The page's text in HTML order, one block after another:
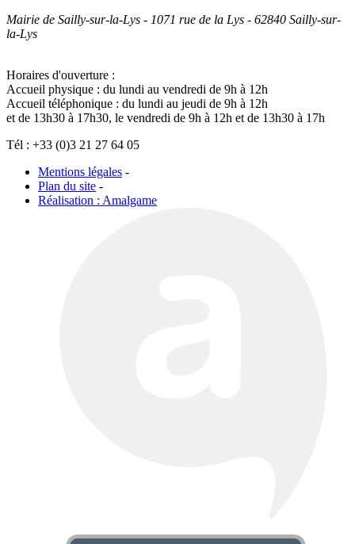
Mairie de Sailly-sur-la-Lys - 1071 rue de la Lys - 62840 Sailly-sur-
la-Lys
Horaires d'ouverture :
Accueil physique : du lundi au vendredi de 9h à 12h
Accueil téléphonique : du lundi au jeudi de 9h à 12h
et de 13h30 à 17h30, le vendredi de 9h à 12h et de 13h30 à 17h
Tél : +33 (0)3 21 27 64 05
Mentions légales -
Plan du site -
Réalisation : Amalgame